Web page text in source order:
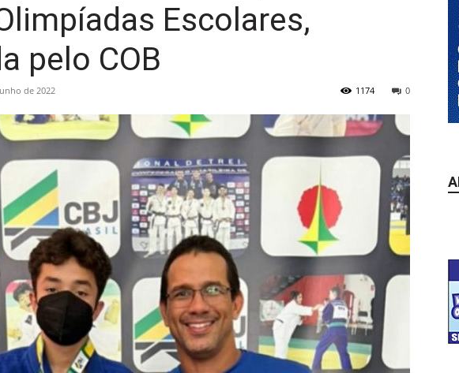
Escolares,
pelo COB
de 2022 0
1174